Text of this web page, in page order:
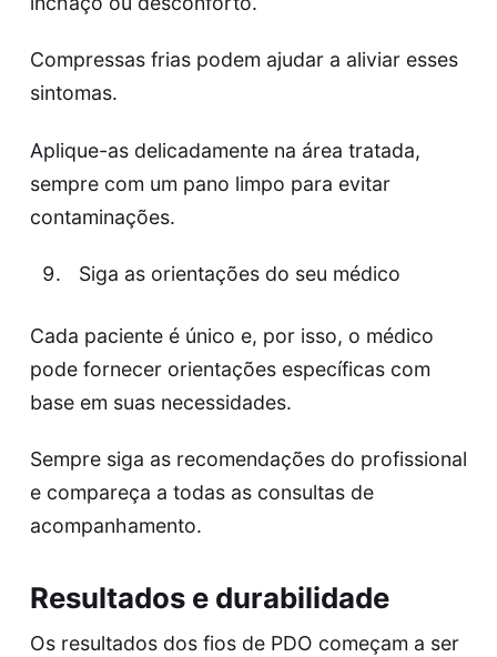
Compressas frias podem ajudar a aliviar esses
sintomas.
Aplique-as delicadamente na área tratada,
sempre com um pano limpo para evitar
contaminações.
Siga as orientações do seu médico
Cada paciente é único e, por isso, o médico
pode fornecer orientações específicas com
base em suas necessidades.
Sempre siga as recomendações do profissional
e compareça a todas as consultas de
acompanhamento.
Resultados e durabilidade
Os resultados dos fios de PDO começam a ser